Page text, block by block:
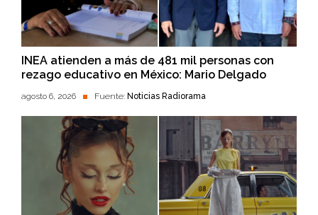
INEA atienden a más de 481 mil personas con
rezago educativo en México: Mario Delgado
agosto 6, 2026 Fuente: Noticias Radiorama